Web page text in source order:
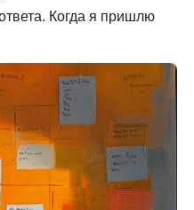
Когда я пришлю